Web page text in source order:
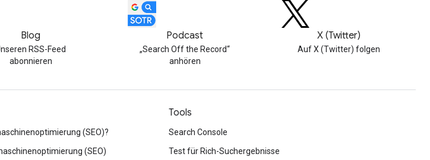
Blog
RSS-Feed
abonnieren
Podcast
„Search Off the Record“
anhören
X (Twitter)
Auf X (Twitter) folgen
(SEO)?
(SEO)
Tools
Search Console
Test für Rich-Suchergebnisse